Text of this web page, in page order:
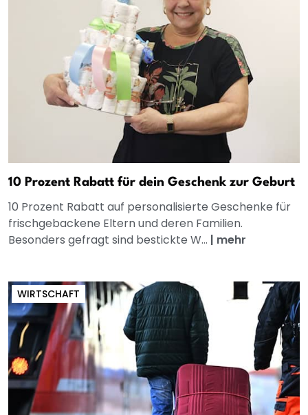
10 Prozent Rabatt für dein Geschenk zur Geburt
10 Prozent Rabatt auf personalisierte Geschenke für
frischgebackene Eltern und deren Familien.
Besonders gefragt sind bestickte W... | mehr
WIRTSCHAFT